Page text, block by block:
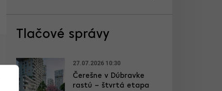
Tlačové správy
27.07.2026 10:30
Čerešne v Dúbravke
rastú – štvrtá etapa